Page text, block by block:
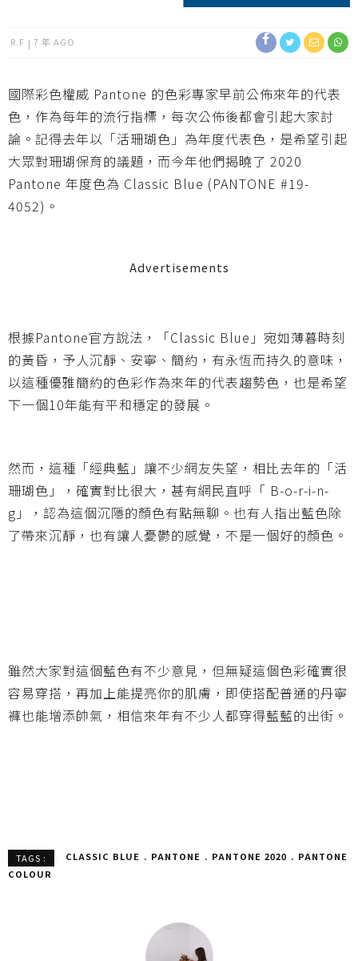
R.F 7 年 AGO
國際彩色權威 Pantone 的色彩專家早前公佈來年的代表
色，作為每年的流行指標，每次公佈後都會引起大家討
論。記得去年以「活珊瑚色」為年度代表色，是希望引起
大眾對珊瑚保育的議題，而今年他們揭曉了 2020
Pantone 年度色為 Classic Blue (PANTONE #19-
4052)。
Advertisements
根據Pantone官方說法，「Classic Blue」宛如薄暮時刻
的黃昏，予人沉靜、安寧、簡約，有永恆而持久的意味，
以這種優雅簡約的色彩作為來年的代表趨勢色，也是希望
下一個10年能有平和穩定的發展。
然而，這種「經典藍」讓不少網友失望，相比去年的「活
珊瑚色」，確實對比很大，甚有網民直呼「 B-o-r-i-n-
g」，認為這個沉隱的顏色有點無聊。也有人指出藍色除
了帶來沉靜，也有讓人憂鬱的感覺，不是一個好的顏色。
雖然大家對這個藍色有不少意見，但無疑這個色彩確實很
容易穿搭，再加上能提亮你的肌膚，即使搭配普通的丹寧
褲也能增添帥氣，相信來年有不少人都穿得藍藍的出街。
TAGS : CLASSIC BLUE PANTONE PANTONE 2020
PANTONE
COLOUR